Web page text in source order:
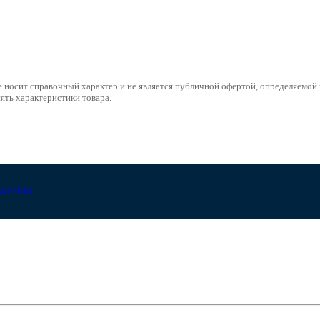
справочный характер и не является публичной офертой,
характеристики товара.
сайта